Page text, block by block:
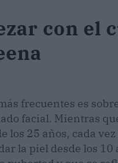
con el
frecuentes es
facial. Mientras
los 25 años, cada
la piel desde los 10